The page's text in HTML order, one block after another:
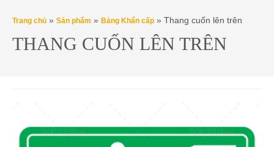
Trang chủ » Sản phẩm » Bảng Khẩn cấp » Thang cuốn lên trên
THANG CUỐN LÊN TRÊN